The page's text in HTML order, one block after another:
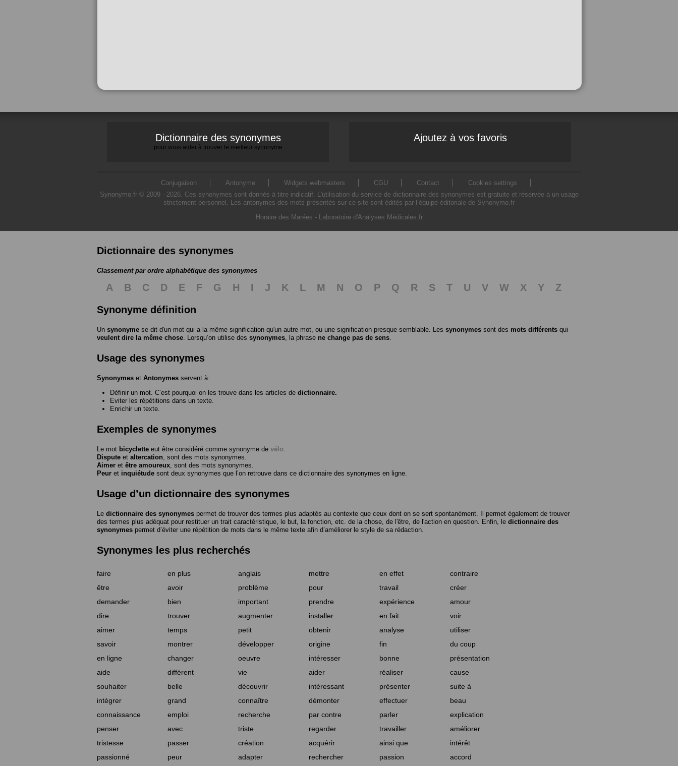
Dictionnaire des synonymes
pour vous aider à trouver le meilleur synonyme
Ajoutez à vos favoris
Conjugaison Antonyme Widgets webmasters CGU Contact
Cookies settings
Synonymo.fr © 2009 - 2026. Ces synonymes sont donnés à titre indicatif. L'utilisation du service de dictionnaire des synonymes est gratuite et réservée à un usage
strictement personnel. Les antonymes des mots présentés sur ce site sont édités par l’équipe éditoriale de Synonymo.fr
Horaire des Marées - Laboratoire d'Analyses Médicales.fr
Dictionnaire des synonymes
Classement par ordre alphabétique des synonymes
A B C D E F G H I J K L M N O P Q R S T U V W X Y
Z
Synonyme définition
Un synonyme se dit d'un mot qui a la même signification qu'un autre mot, ou une signification presque semblable. Les synonymes sont des mots différents qui
veulent dire la même chose . Lorsqu’on utilise des synonymes , la phrase ne change pas de sens
Usage des synonymes
Synonymes et Antonymes servent à:
Définir un mot. C’est pourquoi on les trouve dans les articles de dictionnaire.
Eviter les répétitions dans un texte.
Enrichir un texte.
Exemples de synonymes
Le mot bicyclette eut être considéré comme synonyme de vélo
Dispute et altercation , sont des mots synonymes.
Aimer et être amoureux , sont des mots synonymes.
Peur et inquiétude sont deux synonymes que l’on retrouve dans ce dictionnaire des synonymes en ligne.
Usage d’un dictionnaire des synonymes
Le dictionnaire des synonymes permet de trouver des termes plus adaptés au contexte que ceux dont on se sert spontanément. Il permet également de trouver
des termes plus adéquat pour restituer un trait caractéristique, le but, la fonction, etc. de la chose, de l'être, de l'action en question. Enfin, le dictionnaire des
synonymes permet d’éviter une répétition de mots dans le même texte afin d’améliorer le style de sa rédaction.
Synonymes les plus recherchés
faire en plus anglais mettre en effet
contraire
être
avoir problème pour travail
créer
demander
bien important prendre expérience
amour
dire
trouver augmenter installer en fait
voir
aimer
temps petit obtenir analyse
utiliser
savoir
montrer développer origine fin
du coup
en ligne
changer oeuvre intéresser bonne
présentation
aide
différent vie aider réaliser
cause
souhaiter
belle découvrir intéressant présenter
suite à
intégrer
grand connaître démonter effectuer
beau
connaissance
emploi recherche par contre parler
explication
penser
avec triste regarder travailler
améliorer
tristesse
passer création acquérir ainsi que
intérêt
passionné
peur adapter rechercher passion accord